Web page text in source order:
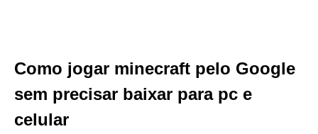
Como jogar minecraft pelo Google
sem precisar baixar para pc e
celular